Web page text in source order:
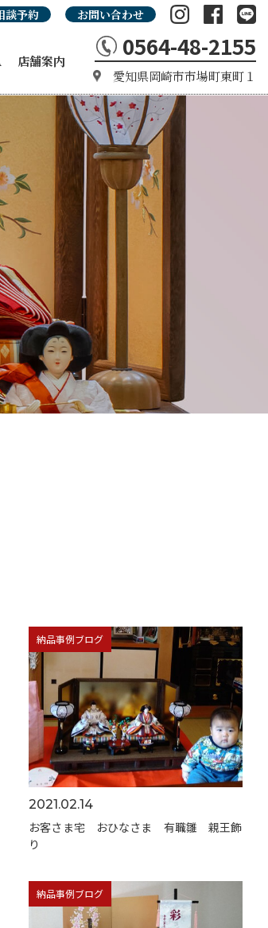
談予約 お問い合わせ
店舗案内
0564-48-2155
愛知県岡崎市市場町東町１
納品事例ブログ
2021.02.14
お客さま宅 おひなさま 有職雛 親王飾
り
納品事例ブログ